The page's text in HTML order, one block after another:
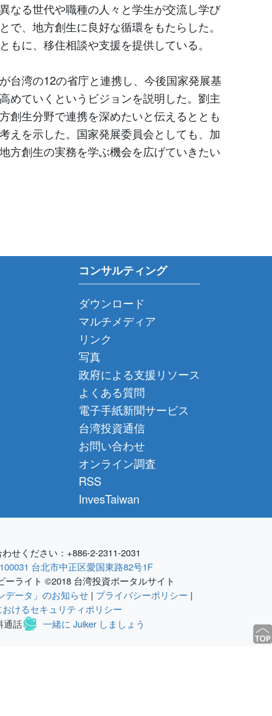
なる世代や職種の人々と学生が交流し学び
、地方創生に良好な循環をもたらした。
に、移住相談や支援を提供している。
台湾の12の省庁と連携し、今後国家発展基
めていくというビジョンを説明した。劉主
創生分野で連携を深めたいと伝えるととも
えを示した。国家発展委員会としても、加
方創生の実務を学ぶ機会を広げていきたい
コンサルティング
ダウンロード
マルチメディア
リンク
写真
政府による支援リソース
よくある質問
電子手紙新聞サービス
台湾投資通信
お問い合わせ
オンライン調査
RSS
InvesTaiwan
せください：+886-2-2311-2031
100031 台北市中正区愛国東路82号1F
ーライト ©2018 台湾投資ポータルサイト
データ」のお知らせ| プライバシーポリシー |
けるセキュリティポリシー
通話
一緒に Juiker しましょう